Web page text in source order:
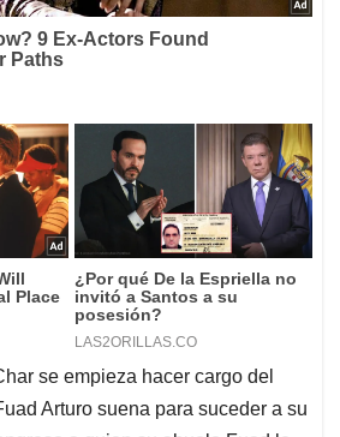
se empieza hacer cargo del
Arturo suena para suceder a su